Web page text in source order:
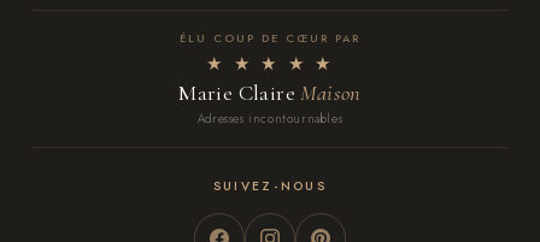
ÉLU COUP DE CŒUR PAR
★ ★ ★ ★ ★
Marie ClaireMaison
Adresses incontournables
SUIVEZ-NOUS